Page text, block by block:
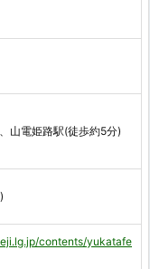
山電姫路駅(徒歩約5分)
contents/yukatafe